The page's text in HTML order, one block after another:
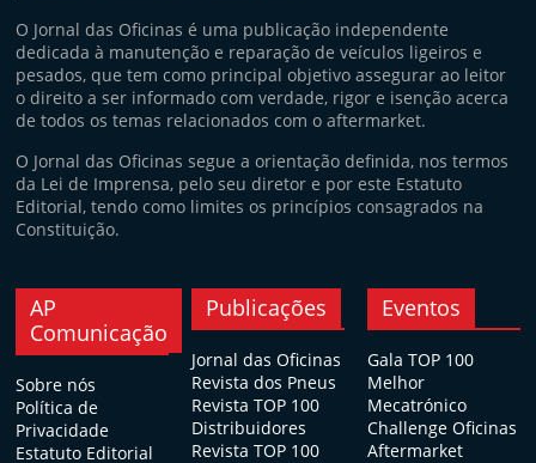
O Jornal das Oficinas é uma publicação independente
dedicada à manutenção e reparação de veículos ligeiros e
pesados, que tem como principal objetivo assegurar ao leitor
o direito a ser informado com verdade, rigor e isenção acerca
de todos os temas relacionados com o aftermarket.
O Jornal das Oficinas segue a orientação definida, nos termos
da Lei de Imprensa, pelo seu diretor e por este Estatuto
Editorial, tendo como limites os princípios consagrados na
Constituição.
AP
Comunicação
Sobre nós
Política de
Privacidade
Estatuto Editorial
Publicações
Jornal das Oficinas
Revista dos Pneus
Revista TOP 100
Distribuidores
Revista TOP 100
Eventos
Gala TOP 100
Melhor
Mecatrónico
Challenge Oficinas
Aftermarket